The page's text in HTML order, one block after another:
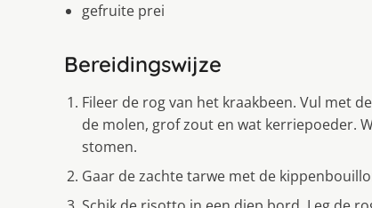
gefruite prei
Bereidingswijze
Fileer de rog van het kraakbeen. Vul met
de molen, grof zout en wat kerriepoeder.
stomen.
Gaar de zachte tarwe met de